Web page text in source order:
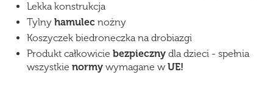
Lekka konstrukcja
Tylny hamulec nożny
Koszyczek biedroneczka na drobiazgi
Produkt całkowicie bezpieczny dla dzieci - spełnia
wszystkie normy wymagane wUE!